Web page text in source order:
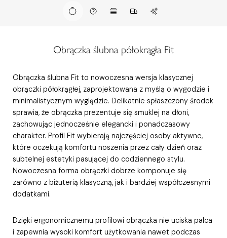
Obrączka ślubna półokrągła Fit
Obrączka ślubna Fit to nowoczesna wersja klasycznej
obrączki półokrągłej, zaprojektowana z myślą o wygodzie i
minimalistycznym wyglądzie. Delikatnie spłaszczony środek
sprawia, że obrączka prezentuje się smuklej na dłoni,
zachowując jednocześnie elegancki i ponadczasowy
charakter. Profil Fit wybierają najczęściej osoby aktywne,
które oczekują komfortu noszenia przez cały dzień oraz
subtelnej estetyki pasującej do codziennego stylu.
Nowoczesna forma obrączki dobrze komponuje się
zarówno z biżuterią klasyczną, jak i bardziej współczesnymi
dodatkami.
Dzięki ergonomicznemu profilowi obrączka nie uciska palca
i zapewnia wysoki komfort użytkowania nawet podczas